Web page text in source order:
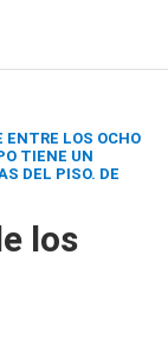
LOS OCHO
TIENE UN
DEL PISO. DE
los